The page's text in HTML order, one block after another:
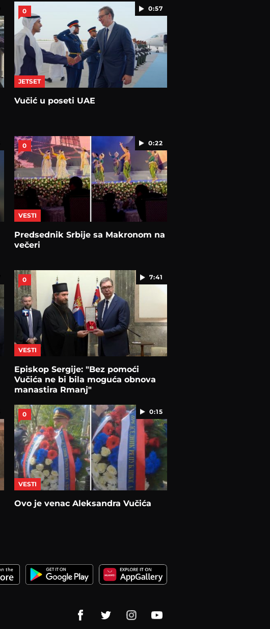
0:57
0
JETSET
Vučić u poseti UAE
0:22
0
VESTI
Predsednik Srbije sa Makronom na
večeri
7:41
0
VESTI
Episkop Sergije: "Bez pomoći
Vučića ne bi bila moguća obnova
manastira Rmanj"
0:15
0
VESTI
Ovo je venac Aleksandra Vučića